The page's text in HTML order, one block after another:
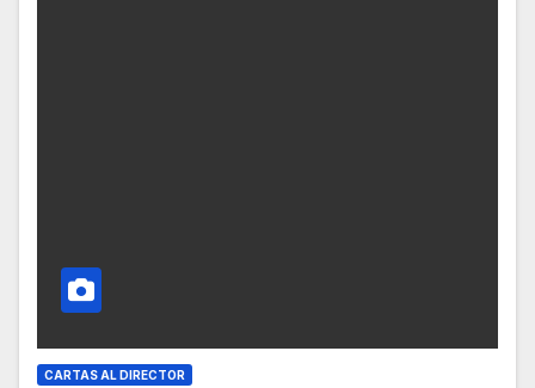
CARTAS AL DIRECTOR